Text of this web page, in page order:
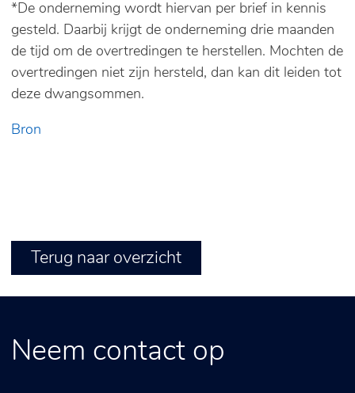
*De onderneming wordt hiervan per brief in kennis
gesteld. Daarbij krijgt de onderneming drie maanden
de tijd om de overtredingen te herstellen. Mochten de
overtredingen niet zijn hersteld, dan kan dit leiden tot
deze dwangsommen.
Bron
Terug naar overzicht
Neem contact op